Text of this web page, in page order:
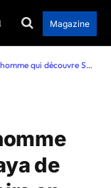
Magazine
de Palembang, un empire en Asie du Sud-Est.
de